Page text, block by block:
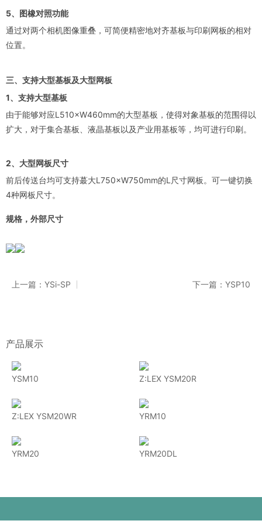
5、图橡对照功能
通过对两个相机图像重叠，可简便精密地对齐基板与印刷网板的相对
位置。
三、支持大型基板及大型网板
1、支持大型基板
由于能够对应L510×W460mm的大型基板，使得对象基板的范围得以
扩大，对于集合基板、液晶基板以及产业用基板等，均可进行印刷。
2、大型网板尺寸
前后传送台均可支持蕞大L750×W750mm的L尺寸网板。可一键切换
4种网板尺寸。
规格，外部尺寸
上一篇：YSi-SP 下一篇：YSP10
产品展示
YSM10 Z:LEX YSM20R
Z:LEX YSM20WR YRM10
YRM20 YRM20DL